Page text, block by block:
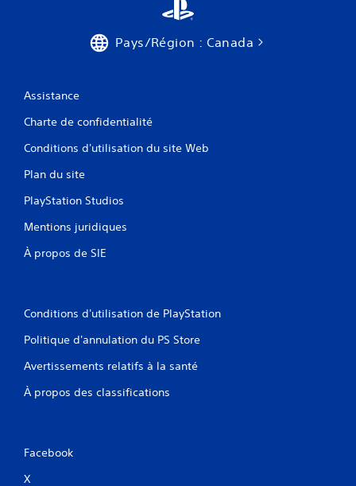
n
l
s
c
h
e
s
o
n
c
é
e
.
Pays/Région : Canada
Assistance
Charte de confidentialité
Conditions d'utilisation du site Web
Plan du site
PlayStation Studios
Mentions juridiques
À propos de SIE
Conditions d'utilisation de PlayStation
Politique d'annulation du PS Store
Avertissements relatifs à la santé
À propos des classifications
Facebook
X